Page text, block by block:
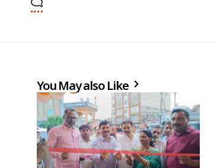
You May also Like